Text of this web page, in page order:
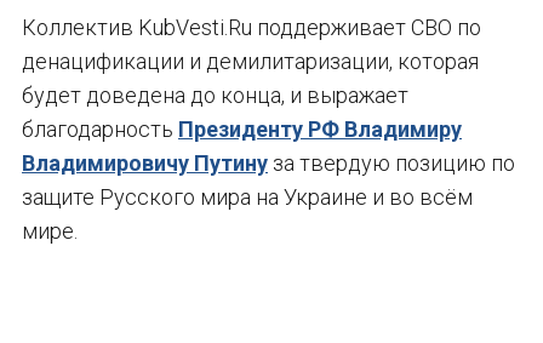
Коллектив KubVesti.Ru поддерживает СВО по
денацификации и демилитаризации, которая
будет доведена до конца, и выражает
благодарность Президенту РФ Владимиру
Владимировичу Путину за твердую позицию по
защите Русского мира на Украине и во всём
мире.